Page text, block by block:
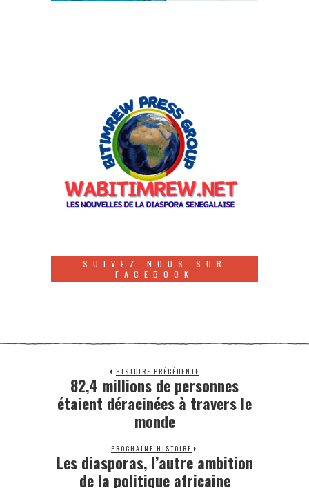
SUIVEZ NOUS SUR
FACEBOOK
HISTOIRE PRÉCÉDENTE
82,4 millions de personnes
étaient déracinées à travers le
monde
PROCHAINE HISTOIRE
Les diasporas, l’autre ambition
de la politique africaine